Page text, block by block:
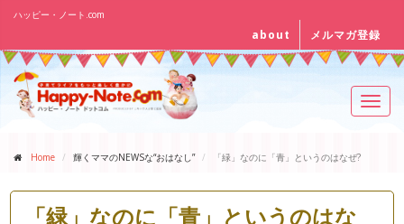
ハッピー・ノート.com
about メルマガ登録
Home 輝くママのNEWSな“おはなし” 「緑」なのに「青」というのはなぜ?
「緑」なのに「青」というのはな